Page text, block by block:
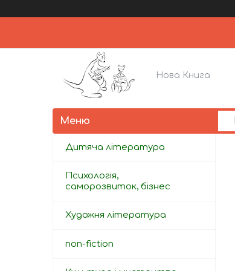
Нова Книга
Дитяча література
Психологія,
саморозвиток, бізнес
Художня література
non-fiction